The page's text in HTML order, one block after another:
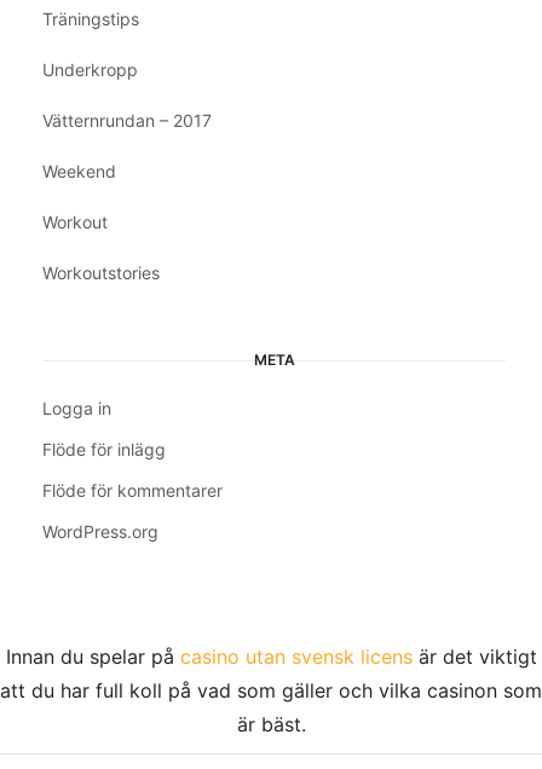
Träningstips
Underkropp
Vätternrundan – 2017
Weekend
Workout
Workoutstories
META
Logga in
Flöde för inlägg
Flöde för kommentarer
WordPress.org
Innan du spelar på casino utan svensk licensär det viktigt
att du har full koll på vad som gäller och vilka casinon som
är bäst.